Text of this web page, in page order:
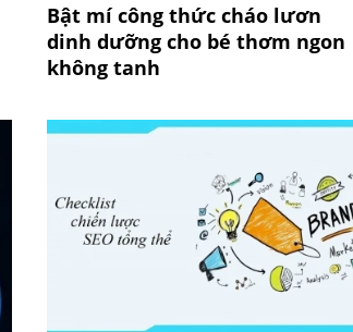
Bật mí công thức cháo lươn
dinh dưỡng cho bé thơm ngon
không tanh